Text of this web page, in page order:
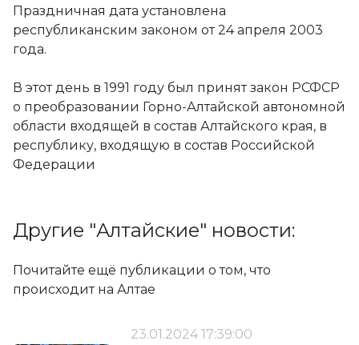
Праздничная дата установлена
республиканским законом от 24 апреля 2003
года.
В этот день в 1991 году был принят закон РСФСР
о преобразовании Горно-Алтайской автономной
области входящей в состав Алтайского края, в
республику, входящую в состав Российской
Федерации
Другие "Алтайские" новости:
Почитайте ещё публикации о том, что
происходит на Алтае
23.01.2024 17:39:00